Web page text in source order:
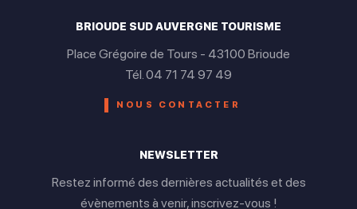
Mardi
Ouvert de 17h à 21h
Jeudi
BRIOUDE SUD AUVERGNE TOURISME
Place Grégoire de Tours - 43100 Brioude
Tél. 04 71 74 97 49
NOUS CONTACTER
NEWSLETTER
Restez informé des dernières actualités et des
évènements à venir, inscrivez-vous !